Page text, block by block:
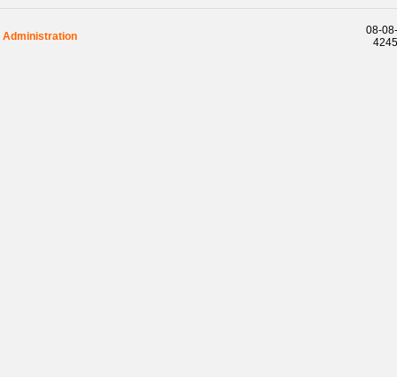
Administration
08-